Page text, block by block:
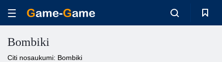
Bombiki
Citi nosaukumi: Bombiki